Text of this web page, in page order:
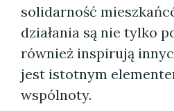
solidarność
działania są nie tylko
również inspirują
jest istotnym
wspólnoty.